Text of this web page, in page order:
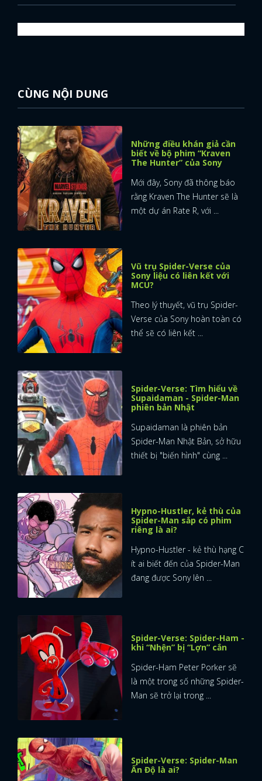
CÙNG NỘI DUNG
Những điều khán giả cần
biết về bộ phim “Kraven
The Hunter” của Sony
Mới đây, Sony đã thông báo
rằng Kraven The Hunter sẽ là
một dự án Rate R, với ...
Vũ trụ Spider-Verse của
Sony liệu có liên kết với
MCU?
Theo lý thuyết, vũ trụ Spider-
Verse của Sony hoàn toàn có
thể sẽ có liên kết ...
Spider-Verse: Tìm hiểu về
Supaidaman - Spider-Man
phiên bản Nhật
Supaidaman là phiên bản
Spider-Man Nhật Bản, sở hữu
thiết bị "biến hình" cùng ...
Hypno-Hustler, kẻ thù của
Spider-Man sắp có phim
riêng là ai?
Hypno-Hustler - kẻ thù hạng C
ít ai biết đến của Spider-Man
đang được Sony lên ...
Spider-Verse: Spider-Ham -
khi “Nhện” bị “Lợn” cắn
Spider-Ham Peter Porker sẽ
là một trong số những Spider-
Man sẽ trở lại trong ...
Spider-Verse: Spider-Man
Ấn Độ là ai?